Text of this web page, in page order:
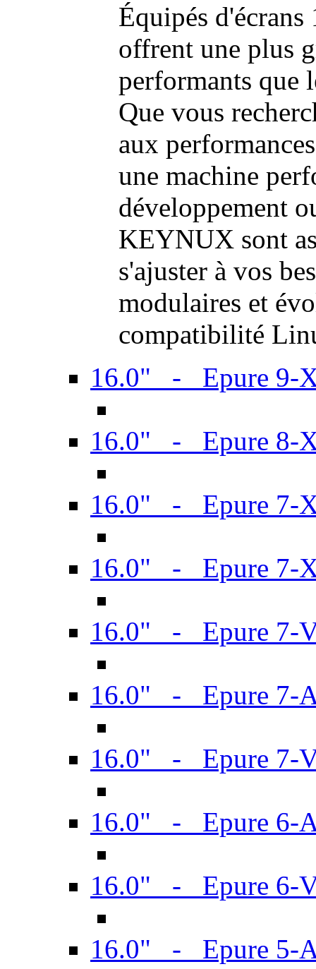
Équipés
offrent une plus
performants que
Que vous
aux
une machine
développement
KEYNUX sont
s'ajuster à vos
modulaires et
compatibilité
16.0" - Epure 9-
16.0" - Epure 8-
16.0" - Epure 7-
16.0" - Epure 7-
16.0" - Epure 7-
16.0" - Epure 7-
16.0" - Epure 7-
16.0" - Epure 6-
16.0" - Epure 6-
16.0" - Epure 5-